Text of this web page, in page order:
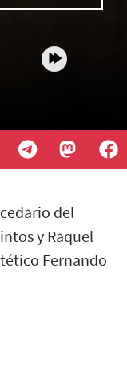
del
y Raquel
Fernando